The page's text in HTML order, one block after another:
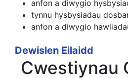
anfon a diwygio
tynnu hysbysiadau
anfon a diwygio
Dewislen Eilaidd
Cwestiynau